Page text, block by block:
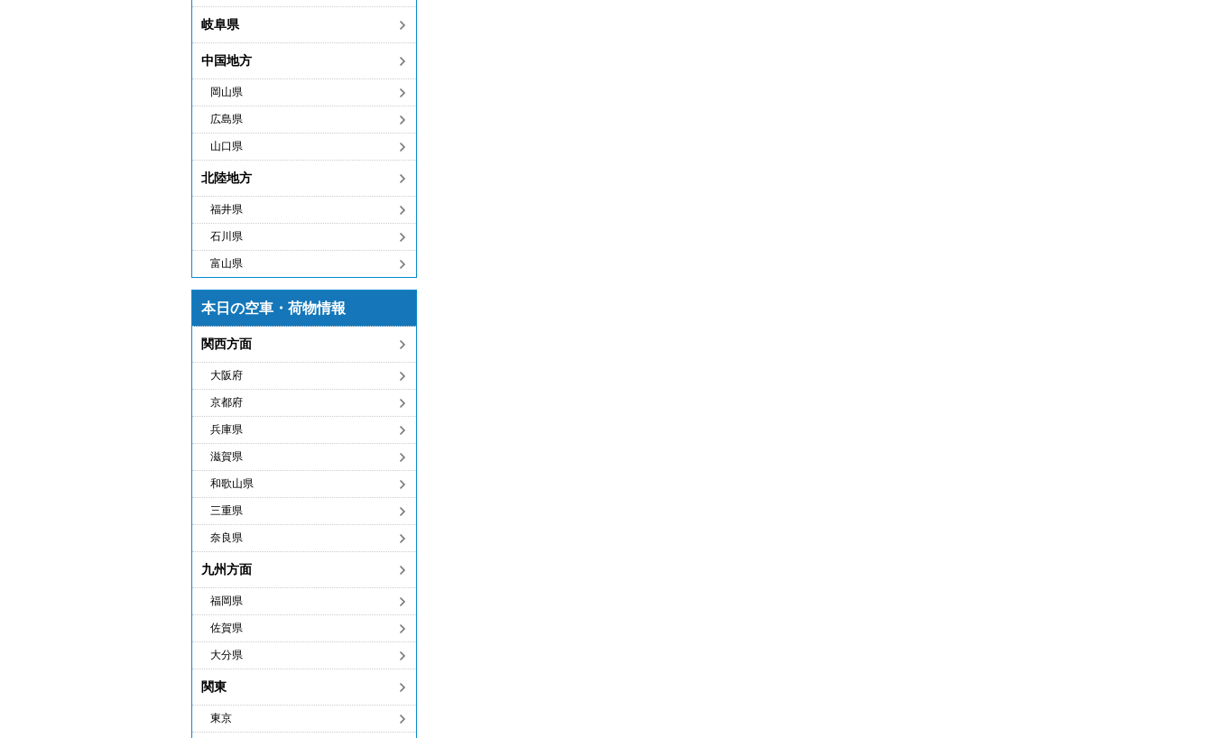
岐阜県
中国地方
岡山県
広島県
山口県
北陸地方
福井県
石川県
富山県
本日の空車・荷物情報
関西方面
大阪府
京都府
兵庫県
滋賀県
和歌山県
三重県
奈良県
九州方面
福岡県
佐賀県
大分県
関東
東京